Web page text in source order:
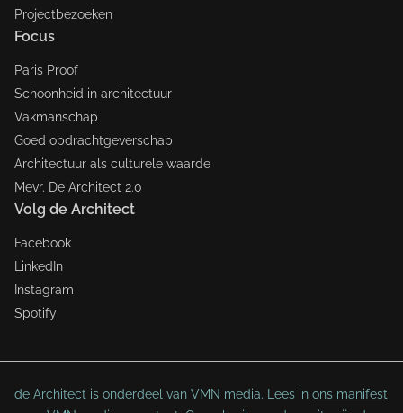
Projectbezoeken
Focus
Paris Proof
Schoonheid in architectuur
Vakmanschap
Goed opdrachtgeverschap
Architectuur als culturele waarde
Mevr. De Architect 2.0
Volg de Architect
Facebook
LinkedIn
Instagram
Spotify
de Architect is onderdeel van VMN media. Lees in ons manifest